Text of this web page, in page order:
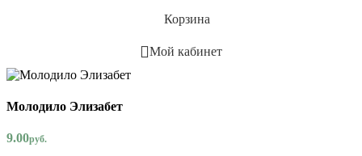
Корзина
Мой кабинет
Молодило Элизабет
9.00руб.